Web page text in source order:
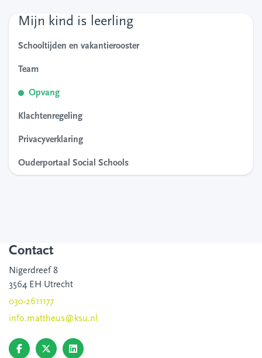
Mijn kind is leerling
Schooltijden en vakantierooster
Team
Opvang
Klachtenregeling
Privacyverklaring
Ouderportaal Social Schools
Contact
Nigerdreef 8
3564 EH Utrecht
030-2611177
info.mattheus@ksu.nl